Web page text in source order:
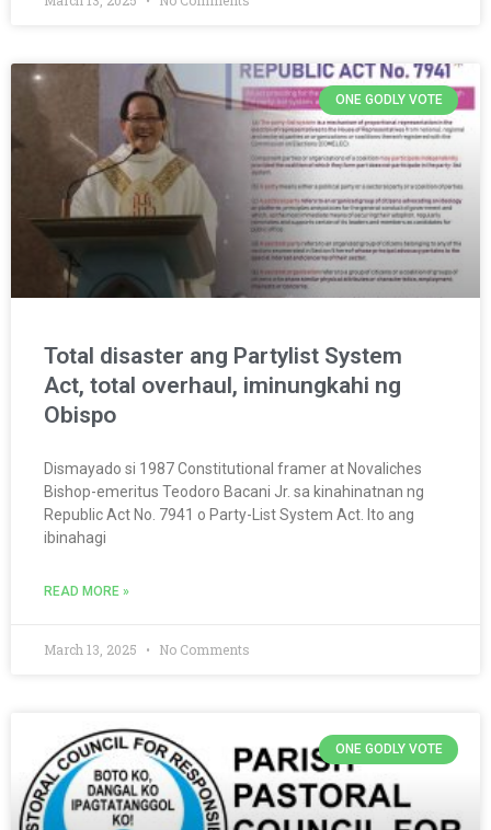
ONE GODLY VOTE
Total disaster ang Partylist System
Act, total overhaul, iminungkahi ng
Obispo
Dismayado si 1987 Constitutional framer at Novaliches
Bishop-emeritus Teodoro Bacani Jr. sa kinahinatnan ng
Republic Act No. 7941 o Party-List System Act. Ito ang
ibinahagi
READ MORE »
March 13, 2025 No Comments
ONE GODLY VOTE